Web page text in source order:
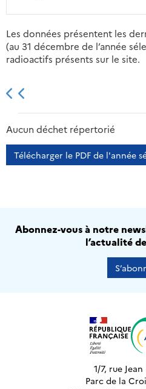
Les données présentent les
(au 31 décembre de l’année
radioactifs présents sur le site.
2013 2014
Aucun déchet répertorié
Télécharger le PDF de l'année
Abonnez-vous à notre
l’actualité
1/7, rue
Parc de la